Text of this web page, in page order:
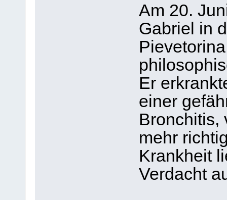
Am 20.
Gabriel in
Er
einer
Bronchitis,
mehr
Krankheit
Verdacht